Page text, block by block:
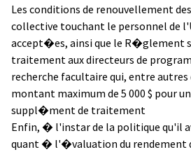
Les conditions de renouvellement
collective touchant le personnel
accept�es, ainsi que le R�glement
traitement aux directeurs de
recherche facultaire qui, entre
montant maximum de 5 000 $ pour
suppl�ment de traitement
Enfin, � l'instar de la politique qu'il
quant � l'�valuation du rendement